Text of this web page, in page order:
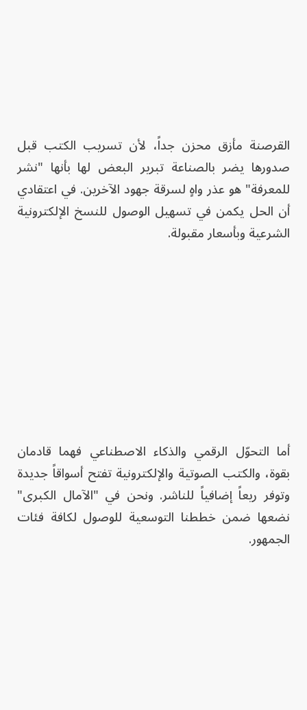
القرصنة مأزق محزن جداً، لأن تسريب الكتب قبل
صدورها يضر بالصناعة تبرير البعض لها بأنها "نشر
للمعرفة" هو عذر واهٍ لسرقة جهود الآخرين. في اعتقادي
أن الحل يكمن في تسهيل الوصول للنسخ الإلكترونية
الشرعية وبأسعار مقبولة.
أما التحوّل الرقمي والذكاء الاصطناعي فهما قادمان
بقوة، والكتب الصوتية والإلكترونية تفتح أسواقاً جديدة
وتوفر ريعاً إضافياً للناشر. ونحن في "الآمال الكبرى"
نضعها ضمن خططنا التوسعية للوصول لكافة فئات
الجمهور.